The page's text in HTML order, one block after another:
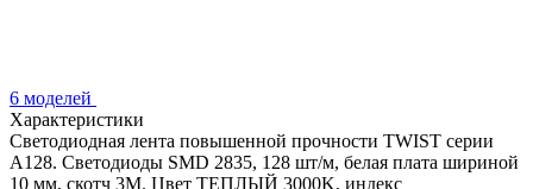
6 моделей
Характеристики
Светодиодная лента повышенной прочности TWIST серии
A128. Светодиоды SMD 2835, 128 шт/м, белая плата шириной
10 мм, скотч 3M. Цвет ТЕПЛЫЙ 3000K, индекс